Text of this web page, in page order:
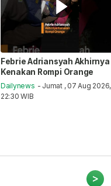
Febrie Adriansyah Akhirnya
Kenakan Rompi Orange
Dailynews - Jumat , 07 Aug 2026,
22:30 WIB
>